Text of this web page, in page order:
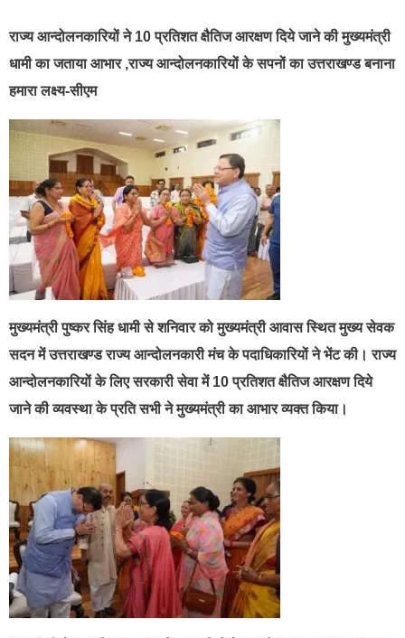
राज्य आन्दोलनकारियों ने 10 प्रतिशत क्षैतिज आरक्षण दिये जाने की मुख्यमंत्री
धामी का जताया आभार ,राज्य आन्दोलनकारियों के सपनों का उत्तराखण्ड बनाना
हमारा लक्ष्य-सीएम
मुख्यमंत्री पुष्कर सिंह धामी से शनिवार को मुख्यमंत्री आवास स्थित मुख्य सेवक
सदन में उत्तराखण्ड राज्य आन्दोलनकारी मंच के पदाधिकारियों ने भेंट की। राज्य
आन्दोलनकारियों के लिए सरकारी सेवा में 10 प्रतिशत क्षैतिज आरक्षण दिये
जाने की व्यवस्था के प्रति सभी ने मुख्यमंत्री का आभार व्यक्त किया।